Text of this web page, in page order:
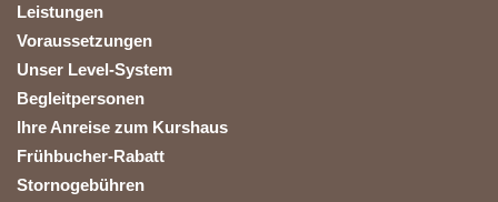
Leistungen
Voraussetzungen
Unser Level-System
Begleitpersonen
Ihre Anreise zum Kurshaus
Frühbucher-Rabatt
Stornogebühren